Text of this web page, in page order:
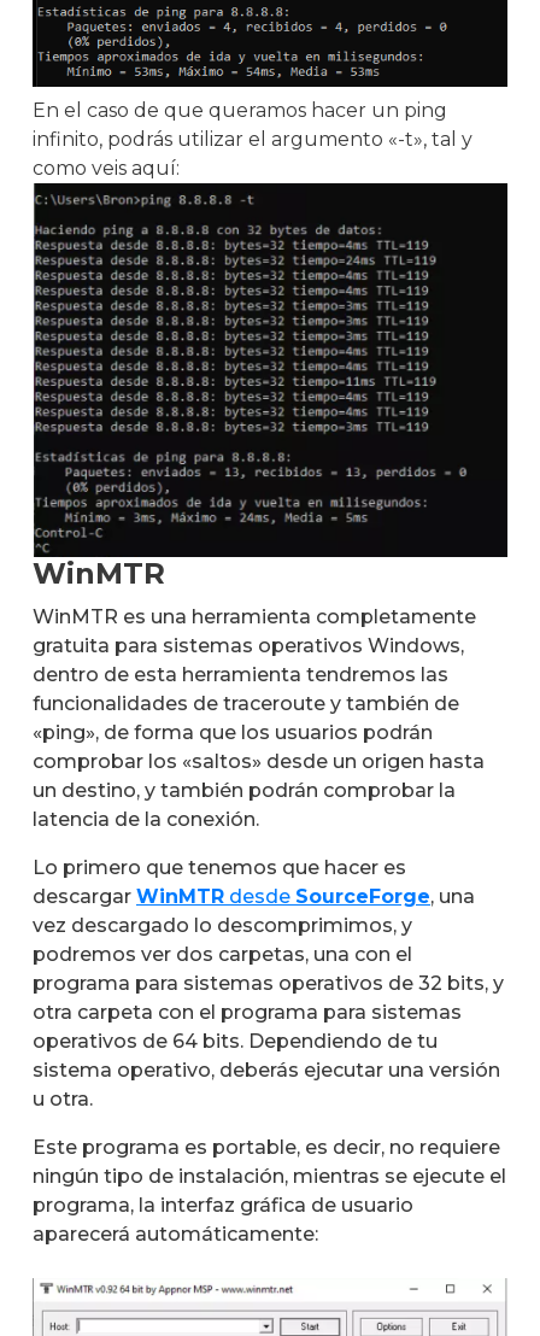
En el caso de que queramos hacer un ping
infinito, podrás utilizar el argumento «-t», tal y
como veis aquí:
WinMTR
WinMTR es una herramienta completamente
gratuita para sistemas operativos Windows,
dentro de esta herramienta tendremos las
funcionalidades de traceroute y también de
«ping», de forma que los usuarios podrán
comprobar los «saltos» desde un origen hasta
un destino, y también podrán comprobar la
latencia de la conexión.
Lo primero que tenemos que hacer es
descargar WinMTR desde SourceForge, una
vez descargado lo descomprimimos, y
podremos ver dos carpetas, una con el
programa para sistemas operativos de 32 bits, y
otra carpeta con el programa para sistemas
operativos de 64 bits. Dependiendo de tu
sistema operativo, deberás ejecutar una versión
u otra.
Este programa es portable, es decir, no requiere
ningún tipo de instalación, mientras se ejecute el
programa, la interfaz gráfica de usuario
aparecerá automáticamente: